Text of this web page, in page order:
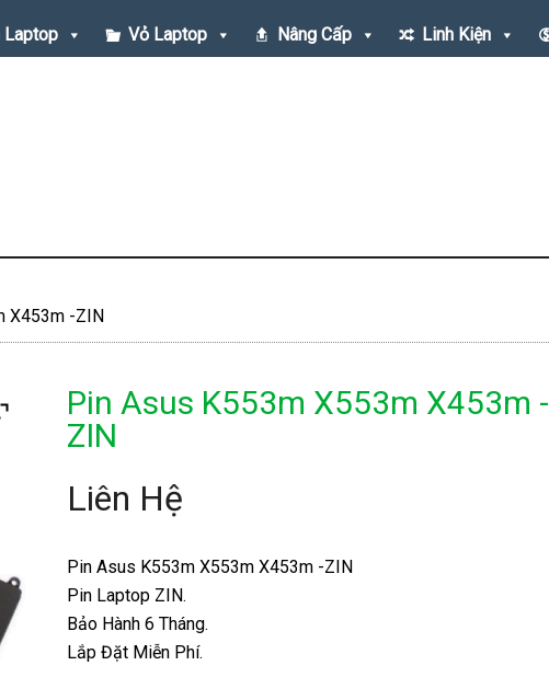
Laptop Vỏ Laptop Nâng Cấp Linh Kiện
X453m -ZIN
Pin Asus K553m X553m X453m -
ZIN
Liên Hệ
Pin Asus K553m X553m X453m -ZIN
Pin Laptop ZIN.
Bảo Hành 6 Tháng.
Lắp Đặt Miễn Phí.